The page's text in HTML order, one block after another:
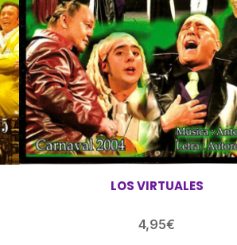
LOS VIRTUALES
4,95€